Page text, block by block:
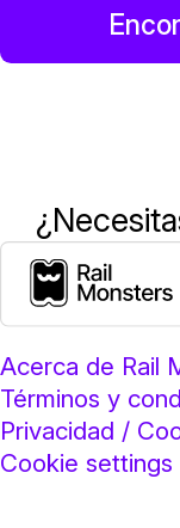
Acerca de Rail
Términos y
Privacidad /
Cookie settings